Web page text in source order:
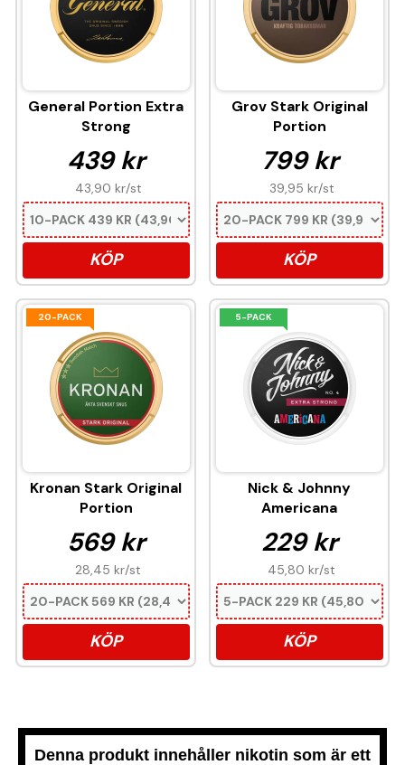
General Portion Extra
Strong
439 kr
43,90 kr/st
KÖP
Grov Stark Original
Portion
799 kr
39,95 kr/st
KÖP
20-PACK
Kronan Stark Original
Portion
569 kr
28,45 kr/st
KÖP
5-PACK
Nick & Johnny
Americana
229 kr
45,80 kr/st
KÖP
Denna produkt innehåller nikotin som är ett